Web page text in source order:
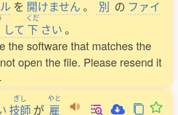
を 開けません。 別 の ファイ
して
くだ
下 さい。
the software that matches the
open the file. Please resend it
ぎし
技師が
やと
雇